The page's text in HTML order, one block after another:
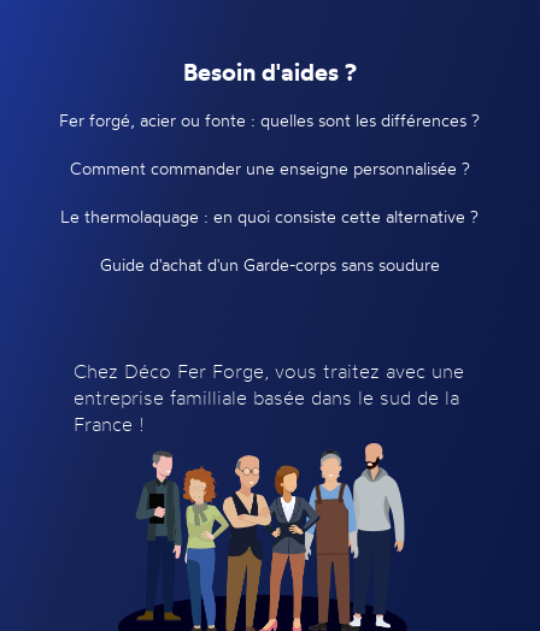
Besoin d'aides ?
Fer forgé, acier ou fonte : quelles sont les différences ?
Comment commander une enseigne personnalisée ?
Le thermolaquage : en quoi consiste cette alternative ?
Guide d'achat d'un Garde-corps sans soudure
Chez Déco Fer Forge, vous traitez avec une
entreprise familliale basée dans le sud de la
France !